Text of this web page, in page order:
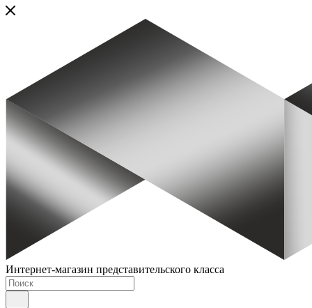
Интернет-магазин представительского класса